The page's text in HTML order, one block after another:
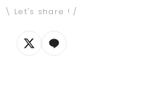
\ Let's share ! /